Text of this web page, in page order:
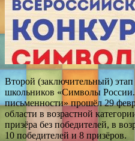
Второй (заключительный)
школьников «Символы
письменности» прошёл 29
области в возрастной
призёра без победителей, в
10 победителей и 8 призёров.